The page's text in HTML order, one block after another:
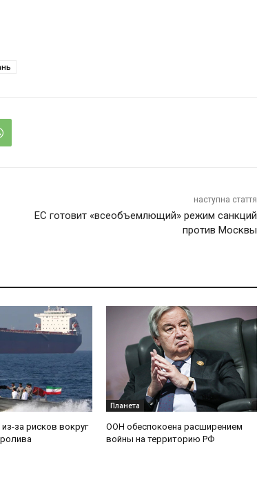
наступна стаття
ЕС готовит «всеобъемлющий» режим санкций
против Москвы
за рисков вокруг
Планета
ООН обеспокоена расширением
войны на территорию РФ